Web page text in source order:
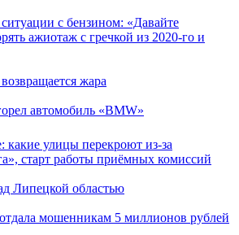
с бензином: «Давайте
ажиотаж с гречкой из 2020-го и
жара
автомобиль «BMW»
улицы перекроют из-за
старт работы приёмных комиссий
Липецкой областью
мошенникам 5 миллионов рублей